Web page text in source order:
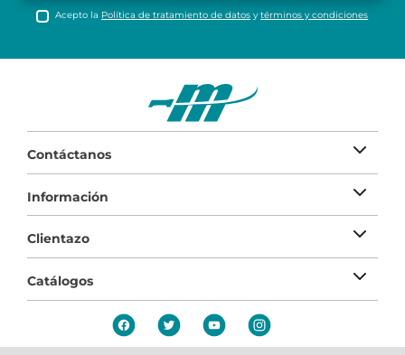
Acepto la Política de tratamiento de datos ytérminos y condiciones
Contáctanos
Información
Clientazo
Catálogos